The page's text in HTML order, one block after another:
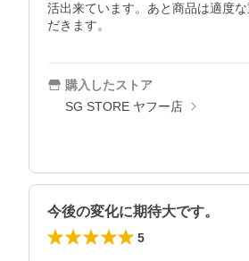
活出来ています。あと商品は適度
だきます。
購入したストア
SG STORE ヤフー店
今後の変化に期待大です。
5